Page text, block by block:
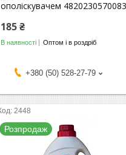
ополіскувачем 4820230570083
185 ₴
В наявності Оптом і в роздріб
+380 (50) 528-27-79
2448
Розпродаж